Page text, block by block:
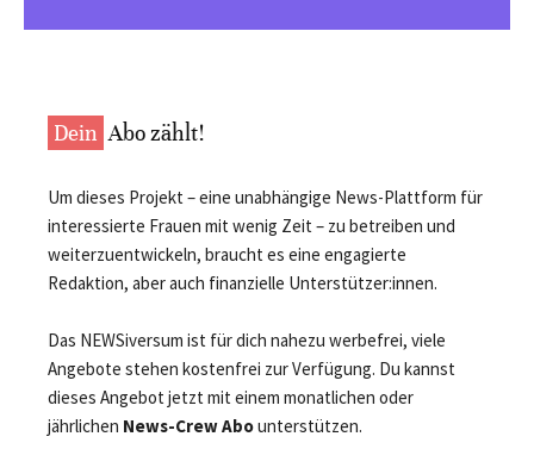
Dein Abo zählt!
Um dieses Projekt – eine unabhängige News-Plattform für
interessierte Frauen mit wenig Zeit – zu betreiben und
weiterzuentwickeln, braucht es eine engagierte
Redaktion, aber auch finanzielle Unterstützer:innen.
Das NEWSiversum ist für dich nahezu werbefrei, viele
Angebote stehen kostenfrei zur Verfügung. Du kannst
dieses Angebot jetzt mit einem monatlichen oder
jährlichen News-Crew Abounterstützen.